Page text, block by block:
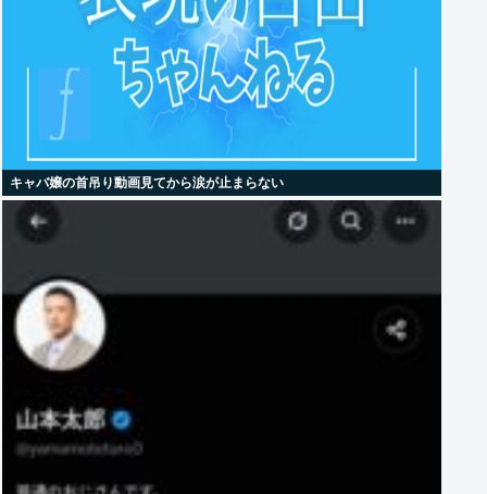
キャバ嬢の首吊り動画見てから涙が止まらない